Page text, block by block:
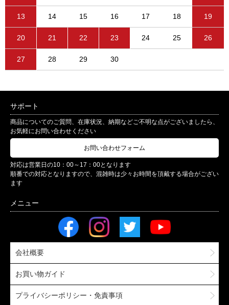
13 14 15 16 17 18 19
20 21 22 23 24 25 26
27 28 29 30
サポート
商品についてのご質問、在庫状況、納期などご不明な点がございましたら、
お気軽にお問い合わせください
お問い合わせフォーム
対応は営業日の10：00～17：00となります
順番での対応となりますので、混雑時は少々お時間を頂戴する場合がござい
ます
会社概要
お買い物ガイド
プライバシーポリシー・免責事項